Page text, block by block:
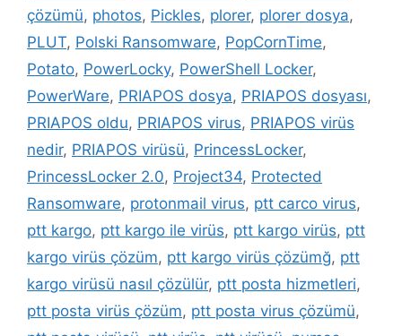
çözümü, photos, Pickles, plorer, plorer dosya,
PLUT, Polski Ransomware, PopCornTime,
Potato, PowerLocky, PowerShell Locker,
PowerWare, PRIAPOS dosya, PRIAPOS dosyası,
PRIAPOS oldu, PRIAPOS virus, PRIAPOS virüs
nedir, PRIAPOS virüsü, PrincessLocker,
PrincessLocker 2.0, Project34, Protected
Ransomware, protonmail virus, ptt carco virus,
ptt kargo, ptt kargo ile virüs, ptt kargo virüs, ptt
kargo virüs çözüm, ptt kargo virüs çözümğ, ptt
kargo virüsü nasıl çözülür, ptt posta hizmetleri,
ptt posta virüs çözüm, ptt posta virus çözümü,